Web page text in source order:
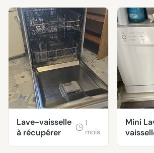
Lave-vaisselle
à récupérer
1
mois
Mini
Proline